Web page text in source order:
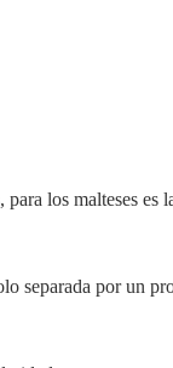
para los malteses
separada por un